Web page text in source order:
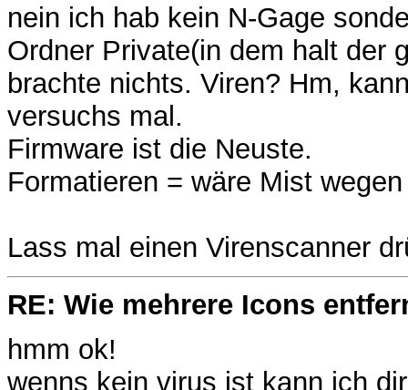
nein ich hab kein N-Gage
Ordner Private(in dem halt der
brachte nichts. Viren? Hm,
versuchs mal.
Firmware ist die Neuste.
Formatieren = wäre Mist
Lass mal einen Virenscanner
RE: Wie mehrere Icons
hmm ok!
wenns kein virus ist kann ich